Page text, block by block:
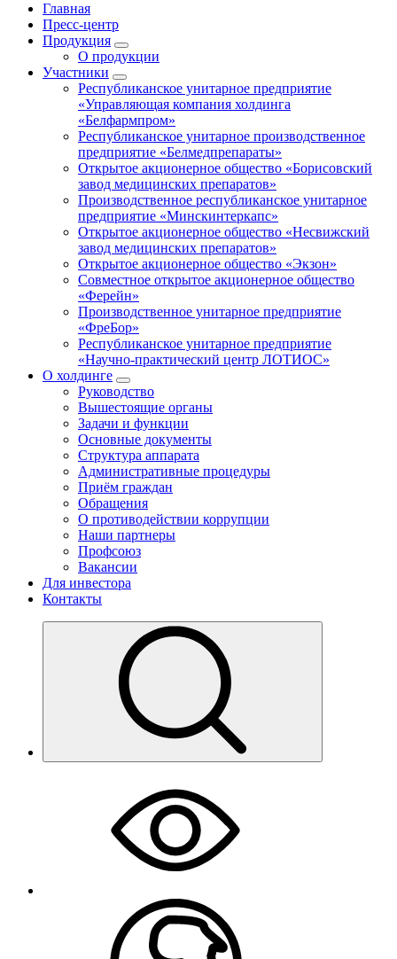
Главная
Пресс-центр
Продукция
О продукции
Участники
Республиканское унитарное предприятие
«Управляющая компания холдинга
«Белфармпром»
Республиканское унитарное производственное
предприятие «Белмедпрепараты»
Открытое акционерное общество «Борисовский
завод медицинских препаратов»
Производственное республиканское унитарное
предприятие «Минскинтеркапс»
Открытое акционерное общество «Несвижский
завод медицинских препаратов»
Открытое акционерное общество «Экзон»
Совместное открытое акционерное общество
«Ферейн»
Производственное унитарное предприятие
«ФреБор»
Республиканское унитарное предприятие
«Научно-практический центр ЛОТИОС»
О холдинге
Руководство
Вышестоящие органы
Задачи и функции
Основные документы
Структура аппарата
Административные процедуры
Приём граждан
Обращения
О противодействии коррупции
Наши партнеры
Профсоюз
Вакансии
Для инвестора
Контакты